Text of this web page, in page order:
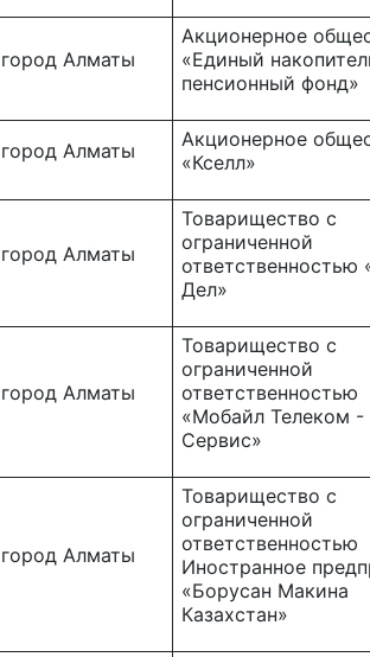
город Алматы
Акционерное
«Единый
пенсионный фонд»
город Алматы
Акционерное
«Кселл»
город Алматы
Товарищество c
ограниченной
ответственностью
Дел»
город Алматы
Товарищество с
ограниченной
ответственностью
«Мобайл Телеком -
Сервис»
город Алматы
Товарищество с
ограниченной
ответственностью
Иностранное
«Борусан Макина
Казахстан»